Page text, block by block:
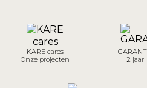
KARE cares
Onze projecten
2 jaar